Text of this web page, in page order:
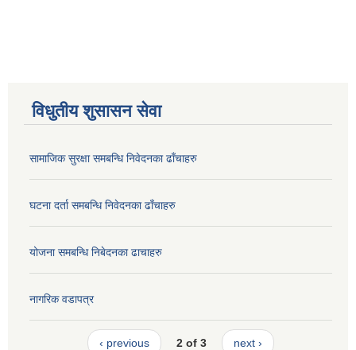
विधुतीय शुसासन सेवा
सामाजिक सुरक्षा समबन्धि निवेदनका ढाँचाहरु
घटना दर्ता समबन्धि निवेदनका ढाँचाहरु
योजना समबन्धि निबेदनका ढाचाहरु
नागरिक वडापत्र
‹ previous 2 of 3 next ›